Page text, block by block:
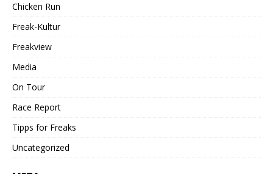
Chicken Run
Freak-Kultur
Freakview
Media
On Tour
Race Report
Tipps for Freaks
Uncategorized